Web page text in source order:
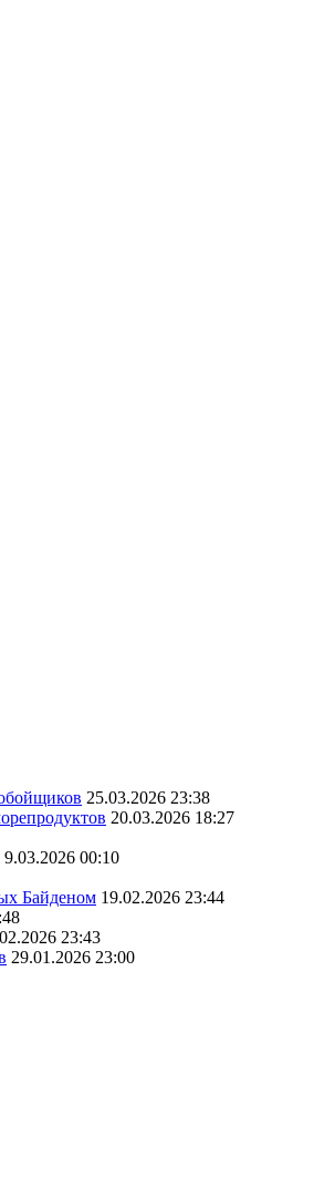
25.03.2026 23:38
20.03.2026 18:27
9.03.2026 00:10
Байденом 19.02.2026 23:44
23:43
29.01.2026 23:00